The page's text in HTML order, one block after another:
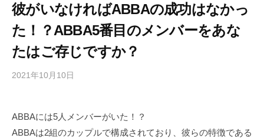
彼がいなければABBAの成功はなかっ
た！？ABBA5番目のメンバーをあな
たはご存じですか？
2021年10月10日
g
の
コ
ABBAには5人メンバーがいた！？
ABBAは2組のカップルで構成されており、彼らの特徴である